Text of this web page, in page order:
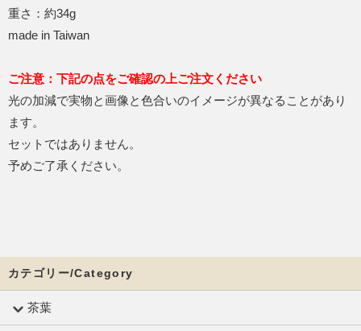
重さ：約34g
made in Taiwan
ご注意：下記の点をご確認の上ご注文ください
光の加減で実物と画像と色合いのイメージが異なることがあり
ます。
セットではありません。
予めご了承ください。
カテゴリー/Category
茶葉